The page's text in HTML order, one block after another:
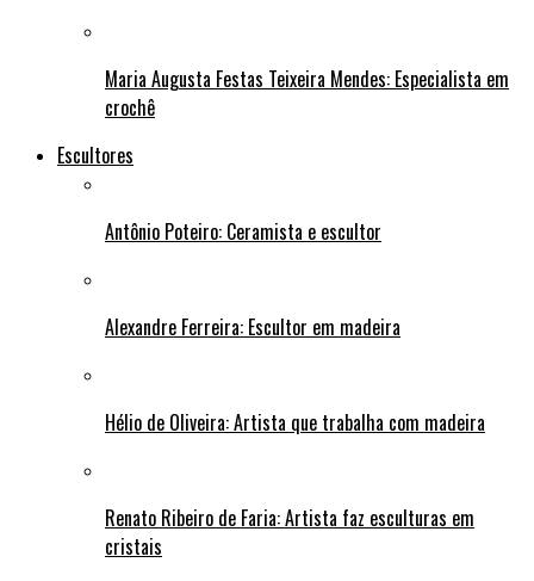
Maria Augusta Festas Teixeira Mendes: Especialista em
crochê
Escultores
Antônio Poteiro: Ceramista e escultor
Alexandre Ferreira: Escultor em madeira
Hélio de Oliveira: Artista que trabalha com madeira
Renato Ribeiro de Faria: Artista faz esculturas em
cristais